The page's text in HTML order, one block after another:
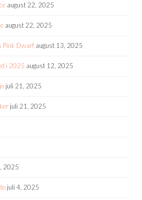
august 22, 2025
august 22, 2025
Pink Dwarf august 13, 2025
i 2025 august 12, 2025
juli 21, 2025
juli 21, 2025
2025
juli 4, 2025